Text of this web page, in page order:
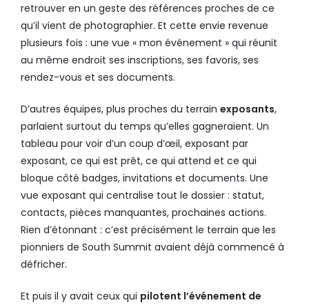
retrouver en un geste des références proches de ce
qu’il vient de photographier. Et cette envie revenue
plusieurs fois : une vue « mon événement » qui réunit
au même endroit ses inscriptions, ses favoris, ses
rendez-vous et ses documents.
D’autres équipes, plus proches du terrain exposants,
parlaient surtout du temps qu’elles gagneraient. Un
tableau pour voir d’un coup d’œil, exposant par
exposant, ce qui est prêt, ce qui attend et ce qui
bloque côté badges, invitations et documents. Une
vue exposant qui centralise tout le dossier : statut,
contacts, pièces manquantes, prochaines actions.
Rien d’étonnant : c’est précisément le terrain que les
pionniers de South Summit avaient déjà commencé à
défricher.
Et puis il y avait ceux qui pilotent l’événement de